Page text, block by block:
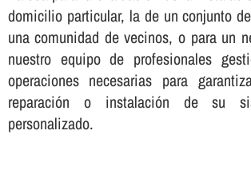
domicilio particular, la de un conjunto
una comunidad de vecinos, o para un
nuestro equipo de profesionales
operaciones necesarias para
reparación o instalación de su
personalizado.